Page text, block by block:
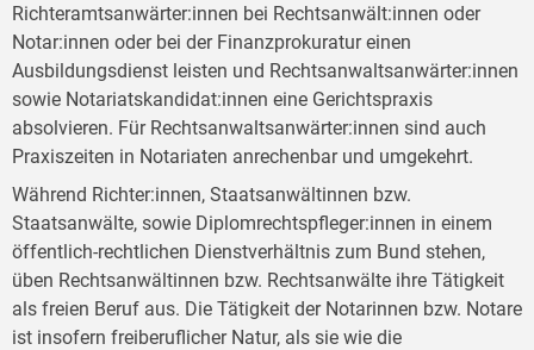
Richteramtsanwärter:innen bei Rechtsanwält:innen oder
Notar:innen oder bei der Finanzprokuratur einen
Ausbildungsdienst leisten und Rechtsanwaltsanwärter:innen
sowie Notariatskandidat:innen eine Gerichtspraxis
absolvieren. Für Rechtsanwaltsanwärter:innen sind auch
Praxiszeiten in Notariaten anrechenbar und umgekehrt.
Während Richter:innen, Staatsanwältinnen bzw.
Staatsanwälte, sowie Diplomrechtspfleger:innen in einem
öffentlich-rechtlichen Dienstverhältnis zum Bund stehen,
üben Rechtsanwältinnen bzw. Rechtsanwälte ihre Tätigkeit
als freien Beruf aus. Die Tätigkeit der Notarinnen bzw. Notare
ist insofern freiberuflicher Natur, als sie wie die